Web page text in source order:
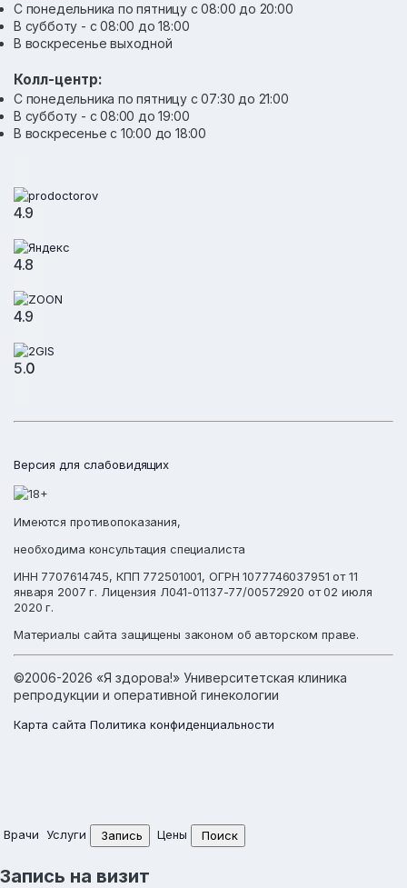
С понедельника по пятницу с 08:00 до 20:00
В субботу - с 08:00 до 18:00
В воскресенье выходной
Колл-центр:
С понедельника по пятницу с 07:30 до 21:00
В субботу - с 08:00 до 19:00
В воскресенье с 10:00 до 18:00
4.9
4.8
4.9
5.0
Версия для слабовидящих
Имеются противопоказания,
необходима консультация специалиста
ИНН 7707614745, КПП 772501001, ОГРН 1077746037951 от 11
января 2007 г. Лицензия Л041-01137-77/00572920 от 02 июля
2020 г.
Материалы сайта защищены законом об авторском праве.
©2006-2026 «Я здорова!» Университетская клиника
репродукции и оперативной гинекологии
Карта сайта Политика конфиденциальности
Врачи Услуги Запись Цены Поиск
Запись на визит